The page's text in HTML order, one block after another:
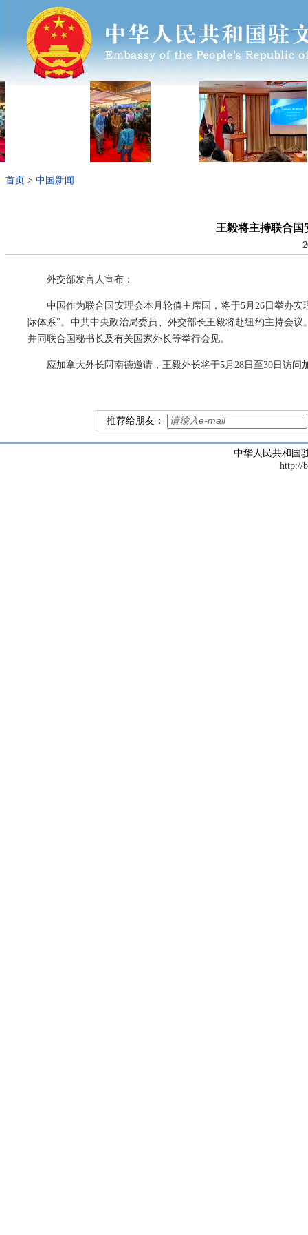
首页 > 中国新闻
王毅将主持联合
外交部发言人宣布：
中国作为联合国安理会本月轮值主席国，将于5月26日举办
际体系”。中共中央政治局委员、外交部长王毅将赴纽约主持会
并同联合国秘书长及有关国家外长等举行会见。
应加拿大外长阿南德邀请，王毅外长将于5月28日至30日访问
推荐给朋友：
中华人民共和国
http://